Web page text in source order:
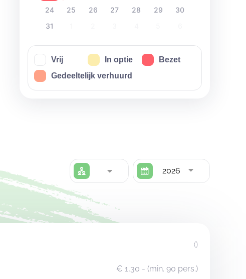
24
25 26 27 28 29
30
31
Vrij In optie
Bezet
Gedeeltelijk verhuurd
2026
()
€ 1,30 - (min. 90 pers.)